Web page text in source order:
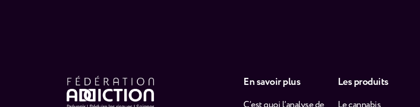
En savoir plus Les produits